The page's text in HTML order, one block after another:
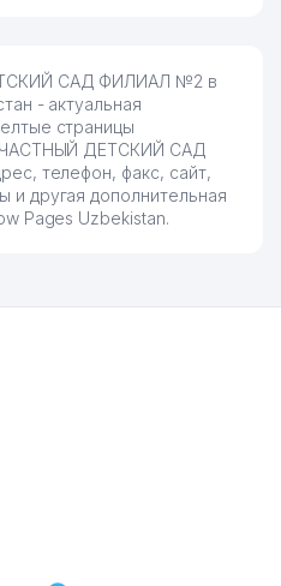
САД ФИЛИАЛ №2 в
- актуальная
страницы
ЧАСТНЫЙ ДЕТСКИЙ САД
телефон, факс, сайт,
и другая дополнительная
Pages Uzbekistan.